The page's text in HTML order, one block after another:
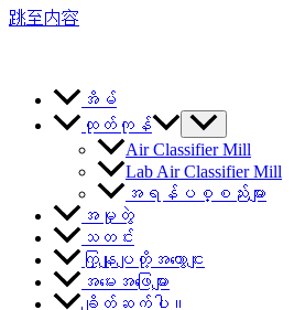
跳至内容
အိမ်
ထုတ်ကုန်
Air Classifier Mill
Lab Air Classifier Mill
အရန်ပစ္စည်းများ
အမှုတွဲ
သတင်း
ကြှနျုပျတို့အကွောငျး
အမေးအဖြေများ
ချိတ်ဆက်ပါ။